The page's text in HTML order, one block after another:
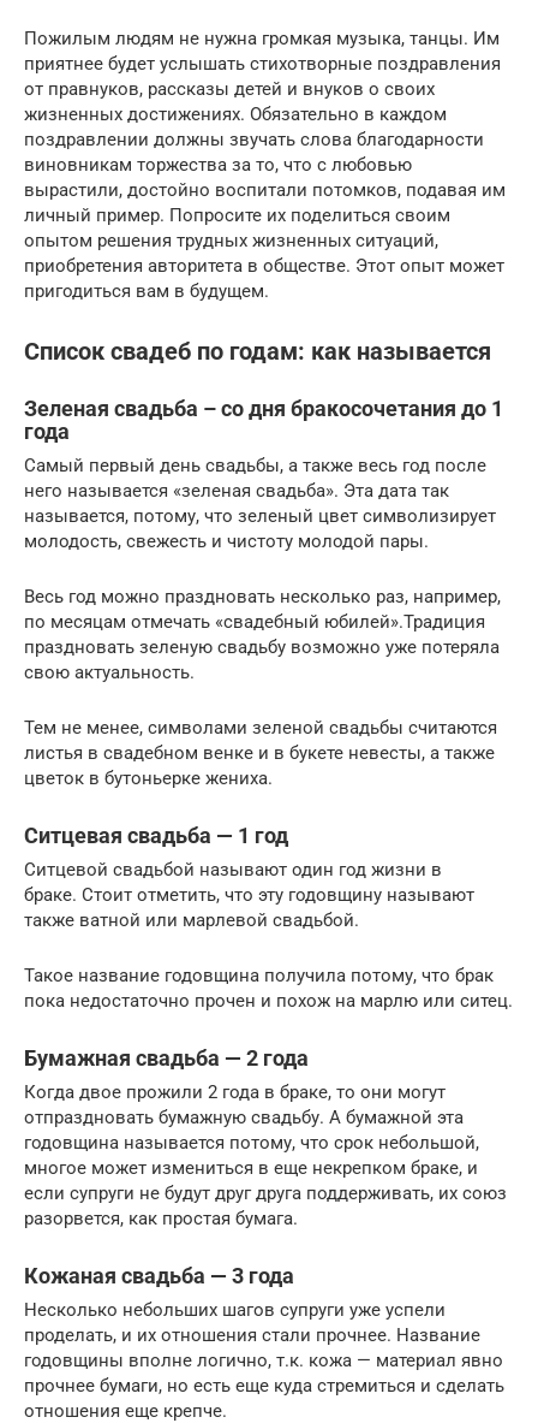
Пожилым людям не нужна громкая музыка, танцы. Им
приятнее будет услышать стихотворные поздравления
от правнуков, рассказы детей и внуков о своих
жизненных достижениях. Обязательно в каждом
поздравлении должны звучать слова благодарности
виновникам торжества за то, что с любовью
вырастили, достойно воспитали потомков, подавая им
личный пример. Попросите их поделиться своим
опытом решения трудных жизненных ситуаций,
приобретения авторитета в обществе. Этот опыт может
пригодиться вам в будущем.
Список свадеб по годам: как называется
Зеленая свадьба – со дня бракосочетания до 1
года
Самый первый день свадьбы, а также весь год после
него называется «зеленая свадьба». Эта дата так
называется, потому, что зеленый цвет символизирует
молодость, свежесть и чистоту молодой пары.
Весь год можно праздновать несколько раз, например,
по месяцам отмечать «свадебный юбилей».Традиция
праздновать зеленую свадьбу возможно уже потеряла
свою актуальность.
Тем не менее, символами зеленой свадьбы считаются
листья в свадебном венке и в букете невесты, а также
цветок в бутоньерке жениха.
Ситцевая свадьба — 1 год
Ситцевой свадьбой называют один год жизни в
браке. Стоит отметить, что эту годовщину называют
также ватной или марлевой свадьбой.
Такое название годовщина получила потому, что брак
пока недостаточно прочен и похож на марлю или ситец.
Бумажная свадьба — 2 года
Когда двое прожили 2 года в браке, то они могут
отпраздновать бумажную свадьбу. А бумажной эта
годовщина называется потому, что срок небольшой,
многое может измениться в еще некрепком браке, и
если супруги не будут друг друга поддерживать, их союз
разорвется, как простая бумага.
Кожаная свадьба — 3 года
Несколько небольших шагов супруги уже успели
проделать, и их отношения стали прочнее. Название
годовщины вполне логично, т.к. кожа — материал явно
прочнее бумаги, но есть еще куда стремиться и сделать
отношения еще крепче.